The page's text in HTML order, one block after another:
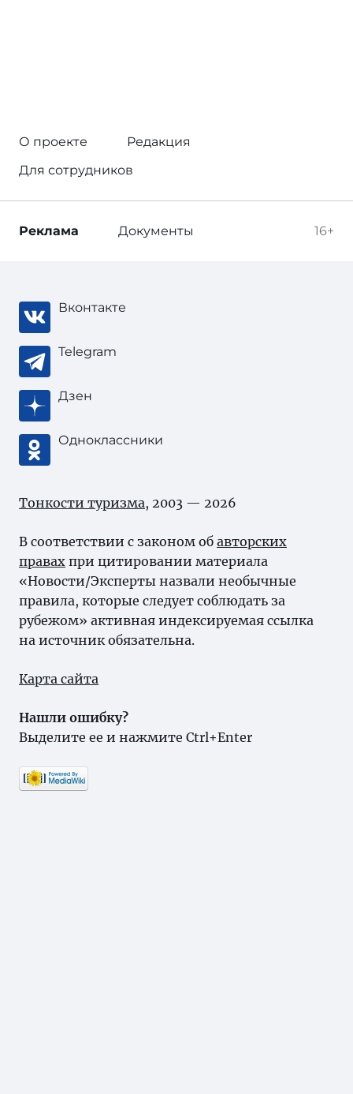
О проекте
Редакция
Для сотрудников
16+
Реклама Документы
Вконтакте
Telegram
Дзен
Одноклассники
Тонкости туризма, 2003 — 2026
В соответствии с законом об авторских
правах при цитировании материала
«Новости/Эксперты назвали необычные
правила, которые следует соблюдать за
рубежом» активная индексируемая ссылка
на источник обязательна.
Карта сайта
Нашли ошибку?
Выделите ее и нажмите Ctrl+Enter